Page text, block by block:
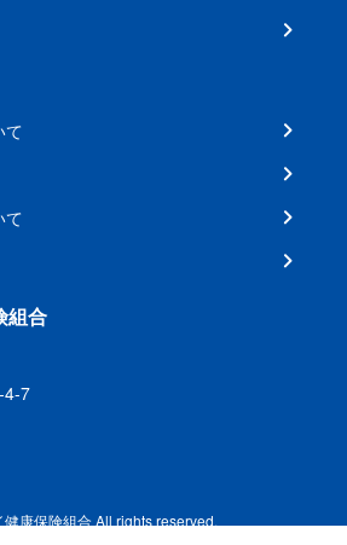
て
て
組合
4-7
康保険組合 All rights reserved.